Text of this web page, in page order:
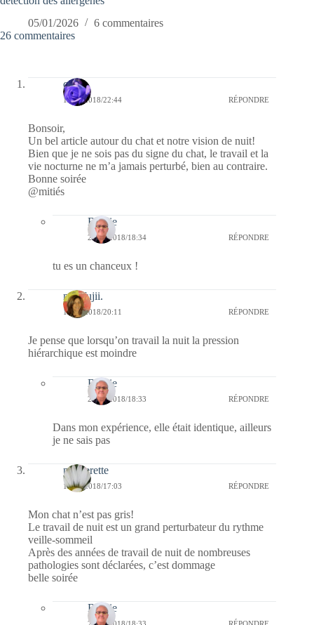
05/01/2026
6 commentaires
26 commentaires
covix
17/09/2018/22:44 RÉPONDRE
Bonsoir,
Un bel article autour du chat et notre vision de nuit!
Bien que je ne sois pas du signe du chat, le travail et la
vie nocturne ne m’a jamais perturbé, bien au contraire.
Bonne soirée
@mitiés
Bernie
23/09/2018/18:34 RÉPONDRE
tu es un chanceux !
missfujii.
17/09/2018/20:11 RÉPONDRE
Je pense que lorsqu’on travail la nuit la pression
hiérarchique est moindre
Bernie
23/09/2018/18:33 RÉPONDRE
Dans mon expérience, elle était identique, ailleurs
je ne sais pas
paquerette
17/09/2018/17:03 RÉPONDRE
Mon chat n’est pas gris!
Le travail de nuit est un grand perturbateur du rythme
veille-sommeil
Après des années de travail de nuit de nombreuses
pathologies sont déclarées, c’est dommage
belle soirée
Bernie